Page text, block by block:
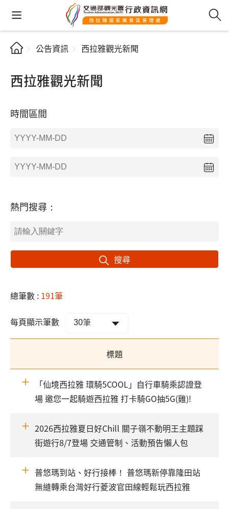
公告資訊 西拉雅觀光新聞
西拉雅觀光新聞
時間區間
熱門搜尋：
搜尋
總筆數 : 191筆
每頁顯示筆數
標題
「仙境西拉雅 環騎5COOL」自行車騎乘認證登
場 邀您一起騎遊西拉雅 打卡騎GO抽5G(雞)!
2026西拉雅夏日好Chill 關子嶺不動明王主題踩
街遊行8/7登場 交通管制、活動預告懶人包
普悠瑪到站、好行接棒！ 普悠瑪新停靠隆田站
無縫轉乘台灣好行菱波官田線輕鬆玩西拉雅